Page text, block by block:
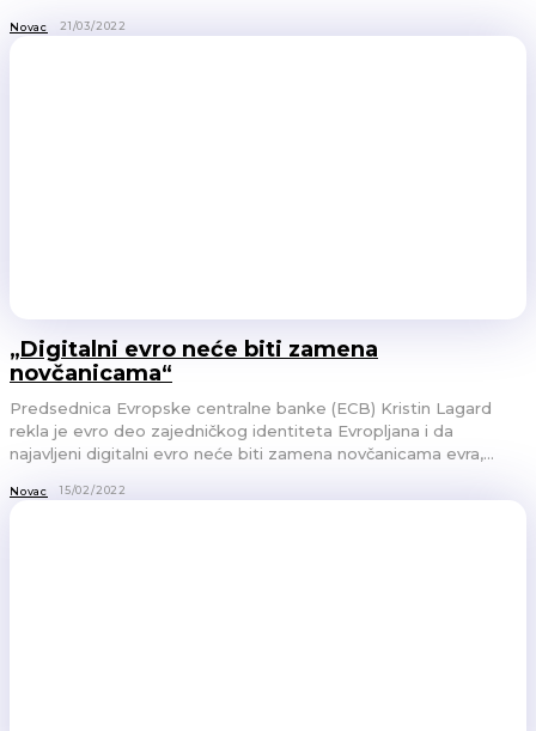
Novac 21/03/2022
„Digitalni evro neće biti zamena
novčanicama“
Predsednica Evropske centralne banke (ECB) Kristin Lagard
rekla je evro deo zajedničkog identiteta Evropljana i da
najavljeni digitalni evro neće biti zamena novčanicama evra,...
Novac 15/02/2022